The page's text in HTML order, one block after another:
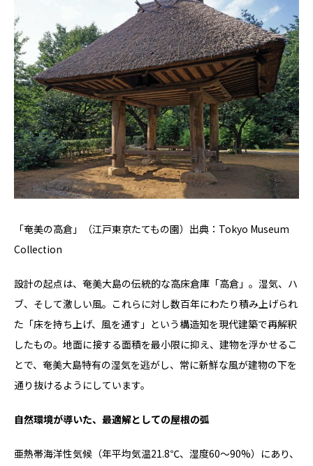
「奄美の高倉」（江戸東京たてもの園）出典：Tokyo Museum
Collection
設計の起点は、奄美大島の伝統的な高床倉庫「高倉」。湿気、ハ
ブ、そして激しい風。これらに対し数百年にわたり積み上げられ
た「床を持ち上げ、風を通す」という構造知を現代建築で再解釈
したもの。地面に接する面積を最小限に抑え、建物を浮かせるこ
とで、奄美大島特有の湿気を逃がし、常に新鮮な風が建物の下を
通り抜けるようにしています。
自然環境が導いた、最適解としての屋根の弧
亜熱帯海洋性気候（年平均気温21.8℃、湿度60〜90%）にあり、